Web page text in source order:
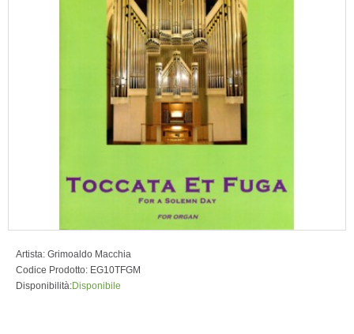
Artista: Grimoaldo Macchia
Codice Prodotto: EG10TFGM
Disponibilità:Disponibile